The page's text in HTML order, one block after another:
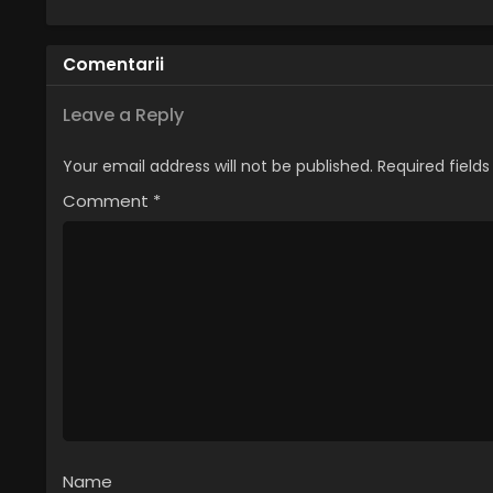
Comentarii
Leave a Reply
Your email address will not be published. Required
Comment *
Name